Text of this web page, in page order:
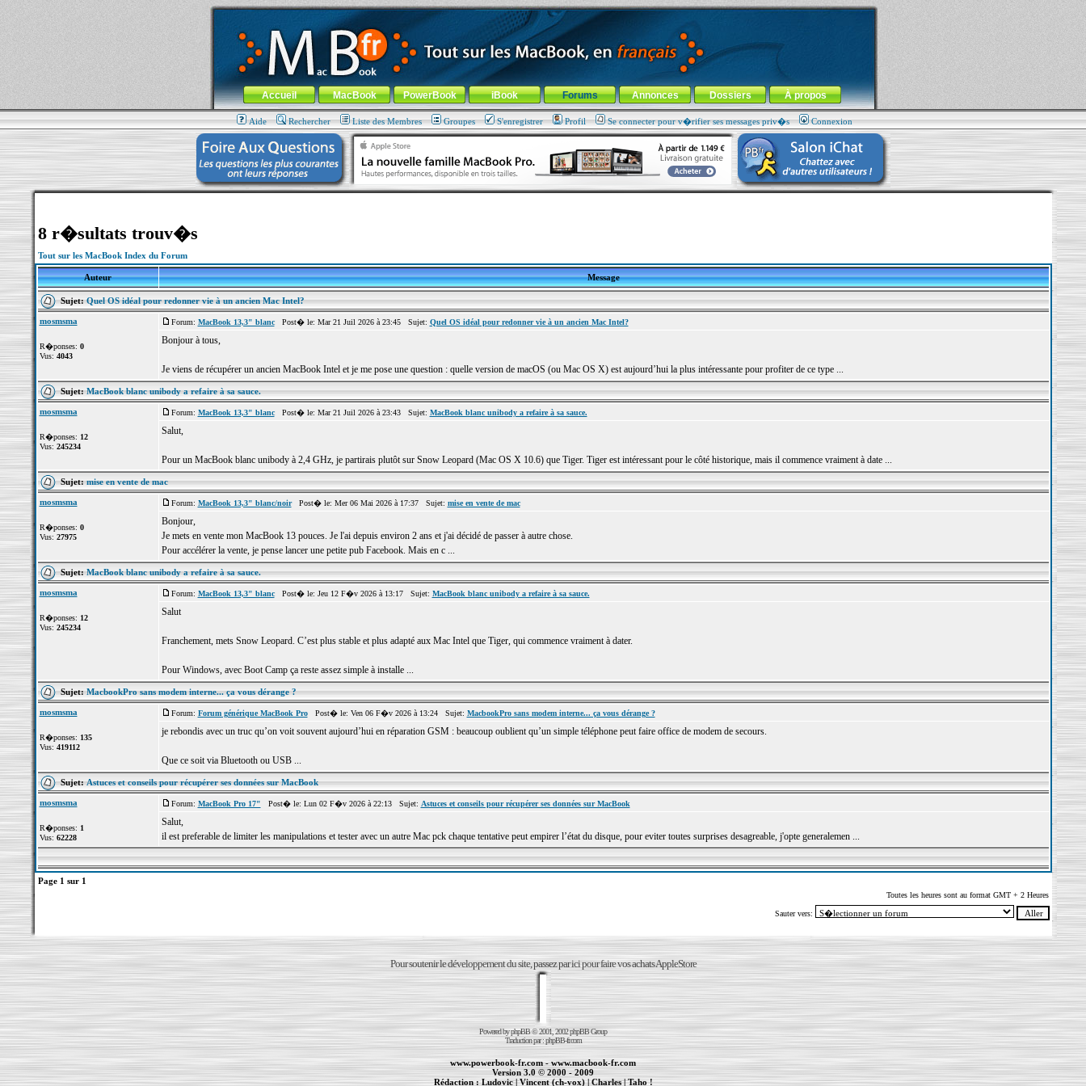
MacBook-fr.com : 100% Apple... 100% nomade !
Aller au contenu-Aller au menu général-Aller au menu de la rubrique
Menu général
Accueil MacBook PowerBook iBook Forums Annonces Dossiers À propos
Aide Rechercher Liste des Membres Groupes S'enregistrer Profil Se connecter pour v�rifier ses messages priv�s Connexion
8 r�sultats trouv�s
Tout sur les MacBook Index du Forum
Auteur Message
Sujet:Quel OS idéal pour redonner vie à un ancien Mac Intel?
mosmsma
R�ponses: 0
Vus: 4043
Forum: MacBook 13,3" blancPost� le: Mar 21 Juil 2026 à 23:45 Sujet: Quel OS idéal pour redonner vie à un ancien Mac Intel?
Bonjour à tous,
Je viens de récupérer un ancien MacBook Intel et je me pose une question : quelle version de macOS (ou Mac OS X) est aujourd’hui la plus intéressante pour profiter de ce type ...
Sujet:MacBook blanc unibody a refaire à sa sauce.
mosmsma
R�ponses: 12
Vus: 245234
Forum: MacBook 13,3" blancPost� le: Mar 21 Juil 2026 à 23:43 Sujet: MacBook blanc unibody a refaire à sa sauce.
Salut,
Pour un MacBook blanc unibody à 2,4 GHz, je partirais plutôt sur Snow Leopard (Mac OS X 10.6) que Tiger. Tiger est intéressant pour le côté historique, mais il commence vraiment à date ...
Sujet:mise en vente de mac
mosmsma
R�ponses: 0
Vus: 27975
Forum: MacBook 13,3" blanc/noirPost� le: Mer 06 Mai 2026 à 17:37 Sujet: mise en vente de mac
Bonjour,
Je mets en vente mon MacBook 13 pouces. Je l'ai depuis environ 2 ans et j'ai décidé de passer à autre chose.
Pour accélérer la vente, je pense lancer une petite pub Facebook. Mais en c ...
Sujet:MacBook blanc unibody a refaire à sa sauce.
mosmsma
R�ponses: 12
Vus: 245234
Forum: MacBook 13,3" blancPost� le: Jeu 12 F�v 2026 à 13:17 Sujet: MacBook blanc unibody a refaire à sa sauce.
Salut
Franchement, mets Snow Leopard. C’est plus stable et plus adapté aux Mac Intel que Tiger, qui commence vraiment à dater.
Pour Windows, avec Boot Camp ça reste assez simple à installe ...
Sujet:MacbookPro sans modem interne... ça vous dérange ?
mosmsma
R�ponses: 135
Vus: 419112
Forum: Forum générique MacBook ProPost� le: Ven 06 F�v 2026 à 13:24 Sujet: MacbookPro sans modem interne... ça vous dérange ?
je rebondis avec un truc qu’on voit souvent aujourd’hui en réparation GSM : beaucoup oublient qu’un simple téléphone peut faire office de modem de secours.
Que ce soit via Bluetooth ou USB ...
Sujet:Astuces et conseils pour récupérer ses données sur MacBook
mosmsma
R�ponses: 1
Vus: 62228
Forum: MacBook Pro 17" Post� le: Lun 02 F�v 2026 à 22:13 Sujet: Astuces et conseils pour récupérer ses données sur MacBook
Salut,
il est preferable de limiter les manipulations et tester avec un autre Mac pck chaque tentative peut empirer l’état du disque, pour eviter toutes surprises desagreable, j'opte generalemen ...
Page 1 sur 1
Toutes les heures sont au format GMT + 2 Heures
Sauter vers:
Pour soutenir le développement du site, passez par ici pour faire vos achats AppleStore
Powered byphpBB© 2001, 2002 phpBB Group
Traduction par :phpBB-fr.com
www.powerbook-fr.com-www.macbook-fr.com
Version 3.0 © 2000 - 2009
Rédaction :Ludovic|Vincent (ch-vox)|Charles|Taho !